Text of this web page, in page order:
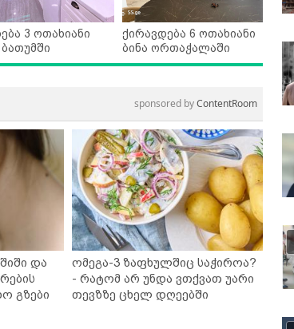
3 ოთახიანი
ბათუმში
ქირავდება 6 ოთახიანი
ბინა ორთაჭალაში
sponsored byContentRoom
და
გზები
ომეგა-3 ზაფხულშიც საჭიროა?
- რატომ არ უნდა ვთქვათ უარი
თევზზე ცხელ დღეებში